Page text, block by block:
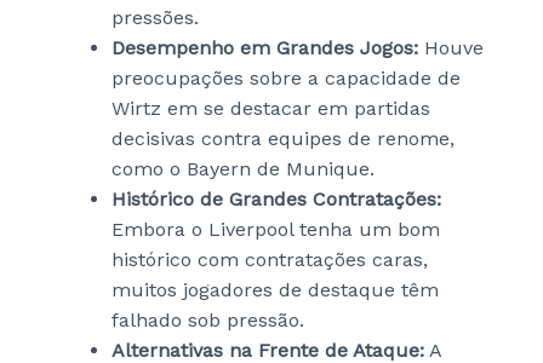
pressões.
Desempenho em Grandes Jogos: Houve
preocupações sobre a capacidade de
Wirtz em se destacar em partidas
decisivas contra equipes de renome,
como o Bayern de Munique.
Histórico de Grandes Contratações:
Embora o Liverpool tenha um bom
histórico com contratações caras,
muitos jogadores de destaque têm
falhado sob pressão.
Alternativas na Frente de Ataque: A